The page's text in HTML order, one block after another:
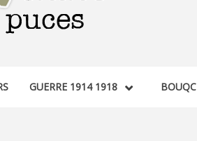
GUERRE 1914 1918